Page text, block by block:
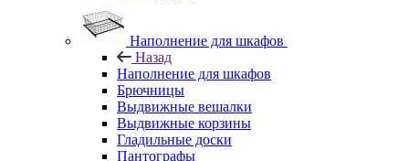
Наполнение для шкафов
Назад
Наполнение для шкафов
Брючницы
Выдвижные вешалки
Выдвижные корзины
Гладильные доски
Пантографы